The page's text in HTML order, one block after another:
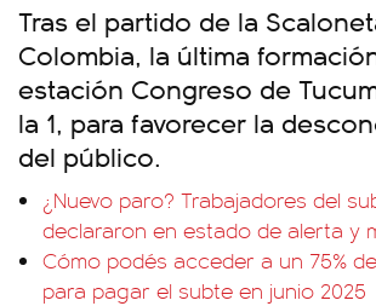
Tras el partido de la
Colombia, la última
estación Congreso de
la 1, para favorecer la
del público.
¿Nuevo paro? Trabajadores del
declararon en estado de alerta y
Cómo podés acceder a un 75%
para pagar el subte en junio 2025